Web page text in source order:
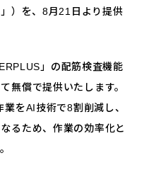
）を、8月21日より提供
」の配筋検査機能
無償で提供いたします。
をAI技術で8割削減し、
るため、作業の効率化と